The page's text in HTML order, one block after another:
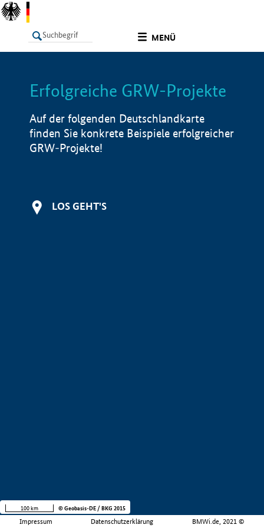
MENÜ
LISTE Info
Erfolgreiche GRW-Projekte
Auf der folgenden Deutschlandkarte
finden Sie konkrete Beispiele erfolgreicher
GRW-Projekte!
LOS GEHT'S
Impressum Datenschutzerklärung BMWi.de, 2021 ©
100 km © Geobasis-DE / BKG 2015